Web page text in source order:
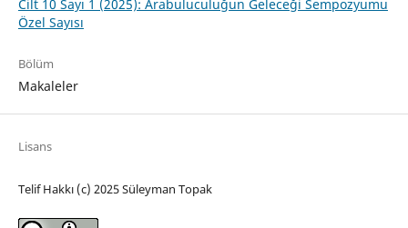
Cilt 10 Sayı 1 (2025): Arabuluculuğun Geleceği Sempozyumu
Özel Sayısı
Bölüm
Makaleler
Lisans
Telif Hakkı (c) 2025 Süleyman Topak